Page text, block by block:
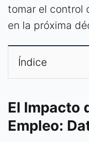
tomar el control
en la próxima
Índice
El Impacto
Empleo: